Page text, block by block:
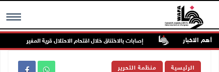
MENU أهم الاخبار
بالخطر إصابات بالاختناق خلال اقتحام الاحتلال قرية المغير
الرئيسية منظمة التحرير